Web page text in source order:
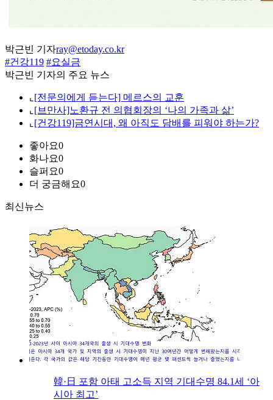
박근빈 기자ray@etoday.co.kr
#건강119 #요실금
박근빈 기자의 주요 뉴스
⌞ [전문의에게 듣는다] 메르스의 교훈
⌞ [브만사]노환규 전 의협회장의 ‘나의 가족과 삶’
⌞ [건강119]금연시대, 왜 아직도 담배를 피워야 하는가?
좋아요0
화나요0
슬퍼요0
더 궁금해요0
최신뉴스
韓·日 포함 아태 고소득 지역 기대수명 84.1세 ‘아
시아 최고’